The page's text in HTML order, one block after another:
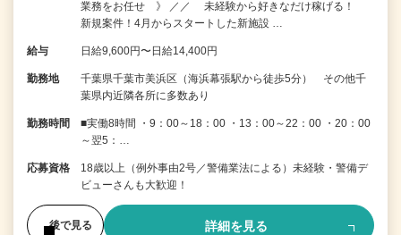
業務をお任せ 》 ／／ 未経験から好きなだけ稼げる！
新規案件！4月からスタートした新施設 …
給与 日給9,600円〜日給14,400円
勤務地
千葉県千葉市美浜区（海浜幕張駅から徒歩5分） その他千
葉県内近隣各所に多数あり
勤務時間
■実働8時間 ・9：00～18：00 ・13：00～22：00 ・20：00
～翌5：…
応募資格
18歳以上（例外事由2号／警備業法による）未経験・警備デ
ビューさんも大歓迎！
後で見る 詳細を見る